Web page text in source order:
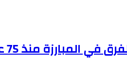
المبارزة منذ 75 عامًا